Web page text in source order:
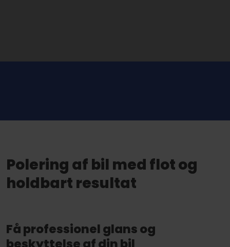
Polering af bil med flot og
holdbart resultat
Få professionel glans og
beskyttelse af din bil